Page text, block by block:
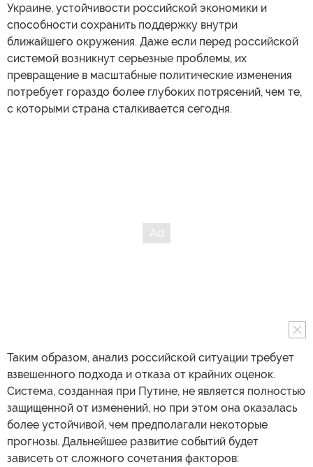
Украине, устойчивости российской экономики и
способности сохранить поддержку внутри
ближайшего окружения. Даже если перед российской
системой возникнут серьезные проблемы, их
превращение в масштабные политические изменения
потребует гораздо более глубоких потрясений, чем те,
с которыми страна сталкивается сегодня.
Таким образом, анализ российской ситуации требует
взвешенного подхода и отказа от крайних оценок.
Система, созданная при Путине, не является полностью
защищенной от изменений, но при этом она оказалась
более устойчивой, чем предполагали некоторые
прогнозы. Дальнейшее развитие событий будет
зависеть от сложного сочетания факторов: